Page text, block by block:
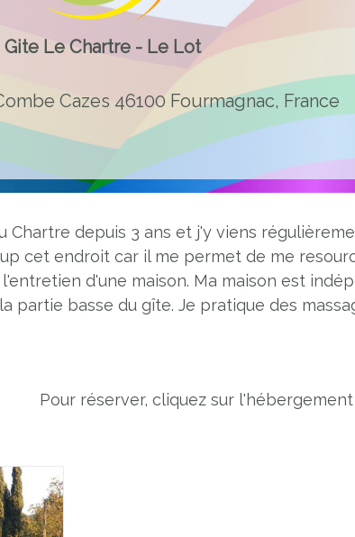
Gite Le Chartre - Le Lot
Cazes 46100 Fourmagnac, France
Chartre depuis 3 ans et j'y viens
cet endroit car il me permet de me
d'une maison. Ma maison est
partie basse du gîte. Je pratique des
Pour réserver, cliquez sur